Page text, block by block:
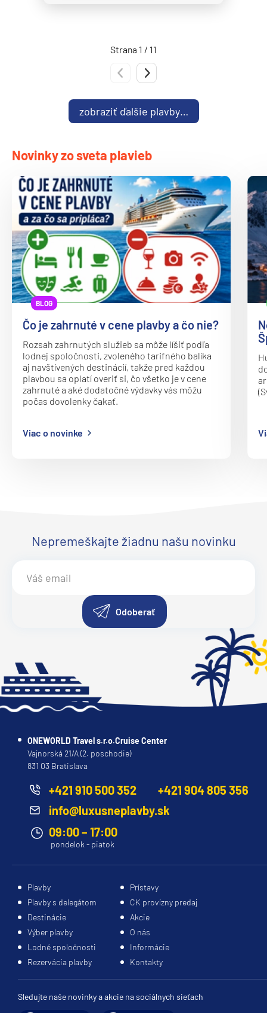
Oceania Cruises
Oceania Marina
Oceania Regatta
Oceania Riviera
Oceania Sirena
Oceania Vista
P&O
Arcadia
Arvia
Aurora
Iona
Ventura
Paul Gauguin Cruises
Plantours
Le Bouganville
Le Commandant Charcot
Le Dumont-D'Urville
Le Jacques Cartier
Le Ponant
Le Soleal
The Spirit of Ponant
Princess
Caribbean Princess
Coral Princess
Diamond Princess
Discovery Princess
Emerald Princess
Enchanted Princess
Island Princess
Majestic Princess
Strana 1 / 11
Predchádzajúca strana
zobraziť ďalšie plavby…
Novinky zo sveta plavieb
BLOG
Čo je zahrnuté v cene plavby a čo nie?
Rozsah zahrnutých služieb sa môže líšiť podľa
lodnej spoločnosti, zvoleného tarifného balíka
aj navštívených destinácií, takže pred každou
plavbou sa oplatí overiť si, čo všetko je v cene
zahrnuté a aké dodatočné výdavky vás môžu
počas dovolenky čakať.
Viac o novinke
Nepremeškajte žiadnu našu novinku
Odoberať
ONEWORLD Travel s.r.o.Cruise Center
Vajnorská 21/A (2. poschodie)
831 03 Bratislava
+421 910 500 352
+421 904 805 356
info@luxusneplavby.sk
09:00 – 17:00
pondelok - piatok
Plavby
Prístavy
Plavby s delegátom
CK provízny predaj
Destinácie
Akcie
Výber plavby
O nás
Lodné spoločnosti
Informácie
Rezervácia plavby
Kontakty
Sledujte naše novinky a akcie na sociálnych sieťach